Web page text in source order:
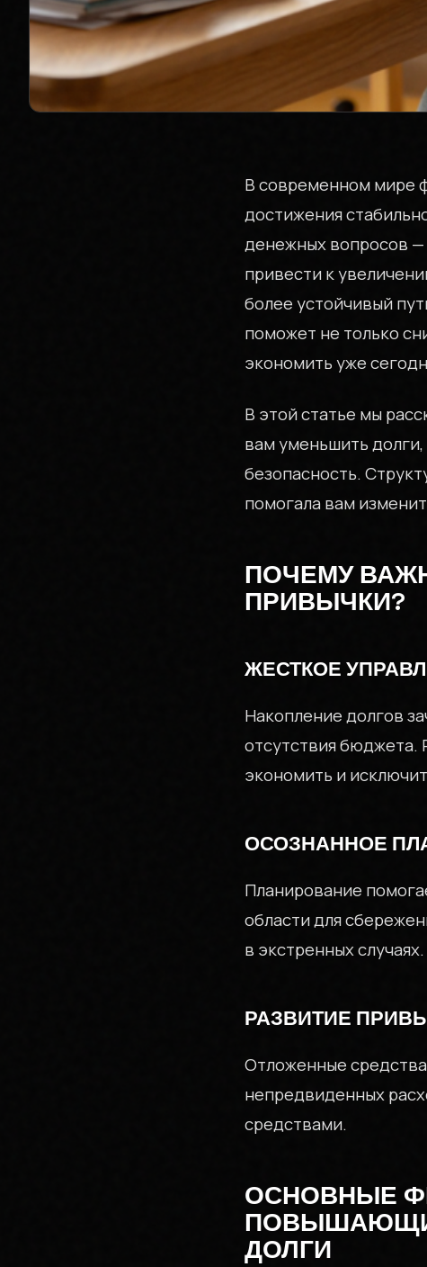
В современном мире
достижения
денежных вопросов —
привести к
более устойчивый
поможет не только
экономить уже
В этой статье мы
вам уменьшить
безопасность.
помогала вам
ПОЧЕМУ
ПРИВЫЧКИ?
ЖЕСТКОЕ
Накопление долгов
отсутствия бюджета.
экономить и
ОСОЗНАННОЕ
Планирование
области для
в экстренных случаях.
РАЗВИТИЕ
Отложенные
непредвиденных
средствами.
ОСНОВНЫЕ
ДОЛГИ